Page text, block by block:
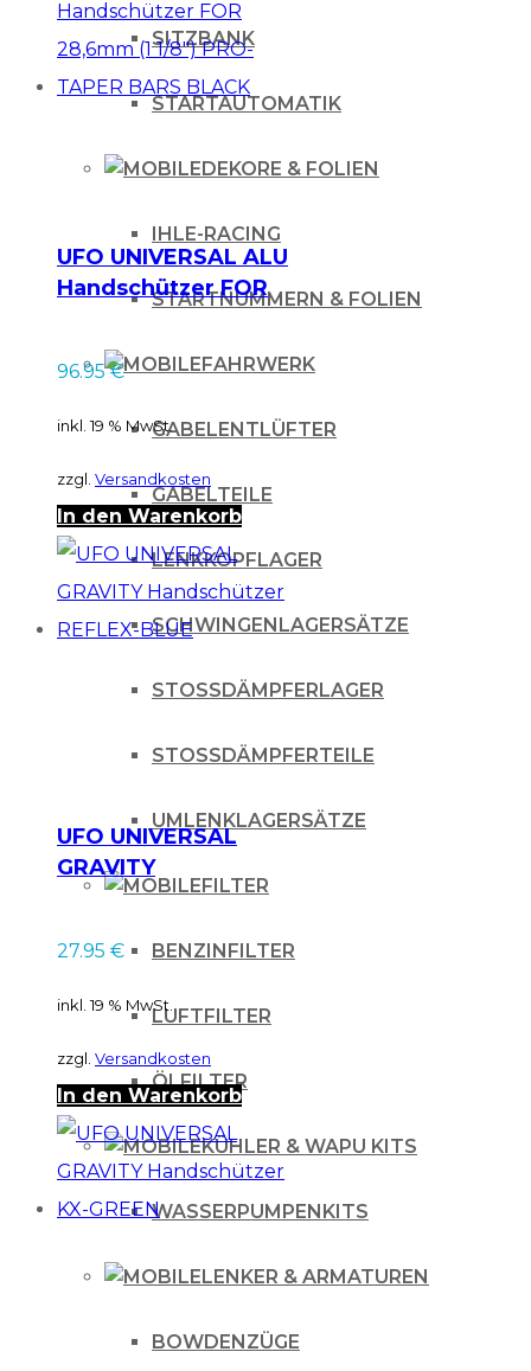
SITZBANK
STARTAUTOMATIK
DEKORE & FOLIEN
IHLE-RACING
STARTNUMMERN & FOLIEN
FAHRWERK
GABELENTLÜFTER
GABELTEILE
LENKKOPFLAGER
SCHWINGENLAGERSÄTZE
STOSSDÄMPFERLAGER
STOSSDÄMPFERTEILE
UMLENKLAGERSÄTZE
FILTER
BENZINFILTER
LUFTFILTER
ÖLFILTER
KÜHLER & WAPU KITS
WASSERPUMPENKITS
LENKER & ARMATUREN
BOWDENZÜGE
UFO UNIVERSAL ALU
Handschützer FOR
TAPER BARS BLACK
96.95€
inkl. 19 % MwSt.
zzgl. Versandkosten
In den Warenkorb
UFO UNIVERSAL
GRAVITY
Handschützer
27.95 €
inkl. 19 % MwSt.
zzgl. Versandkosten
In den Warenkorb